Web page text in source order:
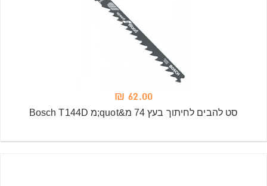
62.00 ₪
סט להבים לחיתוך בעץ 74 מ&quot;מ Bosch T144D